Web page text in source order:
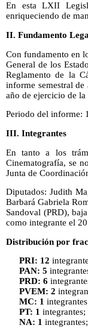
En esta LXII
enriqueciendo de
II. Fundamento
Con fundamento en
General de los
Reglamento de la
informe semestral
año de ejercicio de
Periodo del informe:
III. Integrantes
En tanto a los
Cinematografía, se
Junta de
Diputados: Judith
Barbará Gabriela
Sandoval (PRD),
como integrante el
Distribución por
PRI: 12
PAN: 5
PRD: 6
PVEM: 2
MC: 1
PT: 1 integrantes;
NA: 1 integrantes;